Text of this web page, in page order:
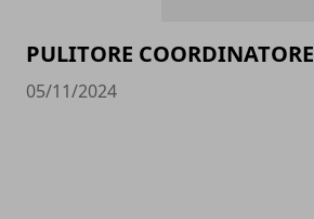
PULITORE COORDINATORE
05/11/2024